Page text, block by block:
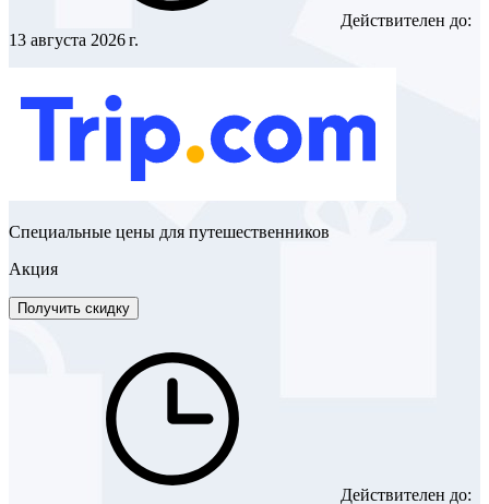
Действителен до:
13 августа 2026 г.
Специальные цены для путешественников
Акция
Получить скидку
Действителен до: